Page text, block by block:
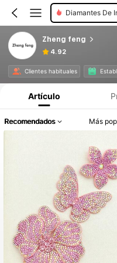
Diamantes De
Zheng feng
4.92
Clientes habituales
Artículo
Recomendados Más